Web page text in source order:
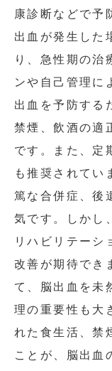
康診断などで予
出血が発生した
り、急性期の治
ンや自己管理に
出血を予防する
禁煙、飲酒の適
です。また、定
も推奨されてい
篤な合併症、後
気です。しかし
リハビリテーシ
改善が期待でき
て、脳出血を未
理の重要性も大
れた食生活、禁
ことが、脳出血